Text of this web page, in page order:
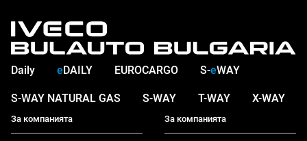
Daily eDAILY EUROCARGO S-eWAY
S-WAY NATURAL GAS S-WAY T-WAY X-WAY
За компанията За компанията